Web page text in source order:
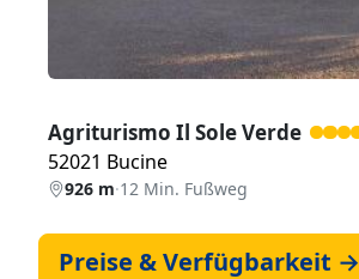
Agriturismo Il Sole Verde
52021 Bucine
926 m·12 Min. Fußweg
Preise & Verfügbarkeit →